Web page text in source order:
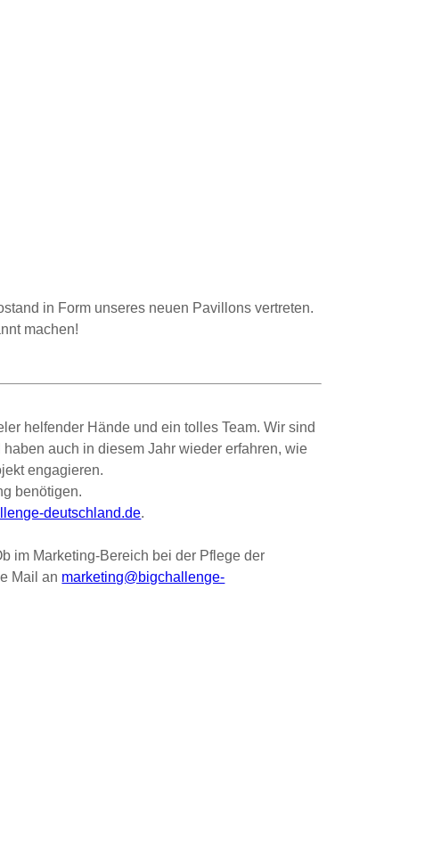
in Form unseres neuen Pavillons vertreten.
machen!
helfender Hände und ein tolles Team. Wir sind
auch in diesem Jahr wieder erfahren, wie
engagieren.
benötigen.
deutschland.de.
im Marketing-Bereich bei der Pflege der
Mail an marketing@bigchallenge-